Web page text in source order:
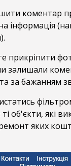
коментар
інформація
прикріпити
залишали
та за бажанням
об'єкти, які
яких